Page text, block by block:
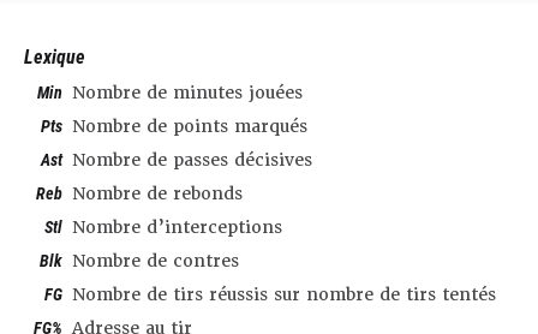
Lexique
Min Nombre de minutes jouées
Pts Nombre de points marqués
Ast Nombre de passes décisives
Reb Nombre de rebonds
Stl Nombre d’interceptions
Blk Nombre de contres
FG Nombre de tirs réussis sur nombre de tirs tentés
FG% Adresse au tir